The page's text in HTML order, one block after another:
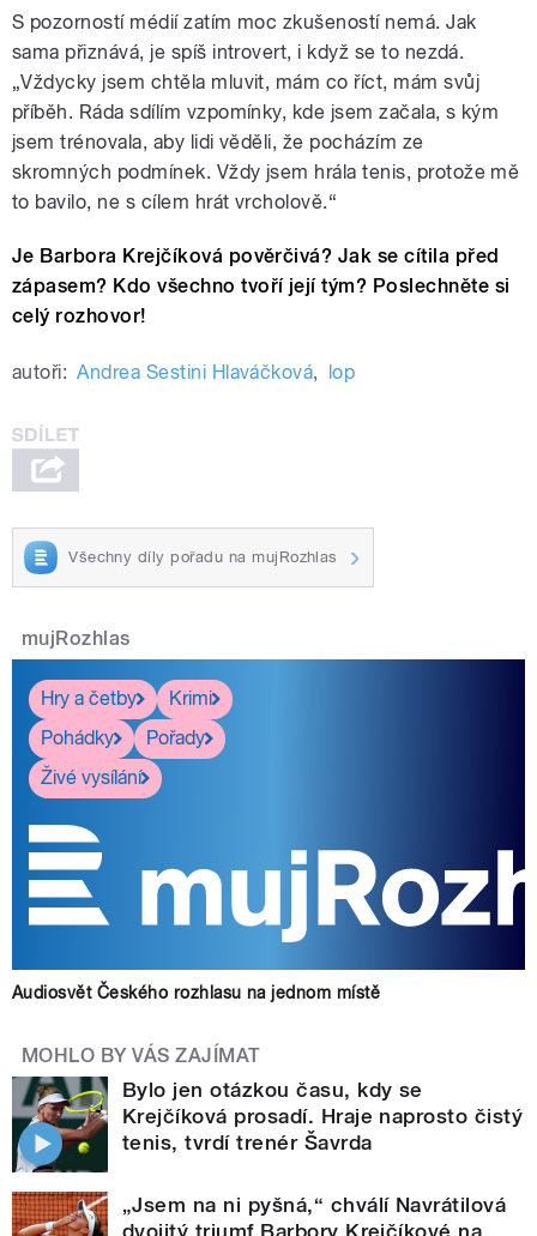
S pozorností médií zatím moc zkušeností nemá. Jak
sama přiznává, je spíš introvert, i když se to nezdá.
„Vždycky jsem chtěla mluvit, mám co říct, mám svůj
příběh. Ráda sdílím vzpomínky, kde jsem začala, s kým
jsem trénovala, aby lidi věděli, že pocházím ze
skromných podmínek. Vždy jsem hrála tenis, protože mě
to bavilo, ne s cílem hrát vrcholově.“
Je Barbora Krejčíková pověrčivá? Jak se cítila před
zápasem? Kdo všechno tvoří její tým? Poslechněte si
celý rozhovor!
autoři: Andrea Sestini Hlaváčková, lop
Všechny díly pořadu na mujRozhlas
mujRozhlas
Hry a četby
Krimi
Pohádky
Pořady
Živé vysílání
Audiosvět Českého rozhlasu na jednom místě
MOHLO BY VÁS ZAJÍMAT
Bylo jen otázkou času, kdy se
Krejčíková prosadí. Hraje naprosto čistý
tenis, tvrdí trenér Šavrda
„Jsem na ni pyšná,“ chválí Navrátilová
dvojitý triumf Barbory Krejčíkové na